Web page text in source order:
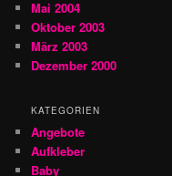
Mai 2004
Oktober 2003
März 2003
Dezember 2000
KATEGORIEN
Angebote
Aufkleber
Baby